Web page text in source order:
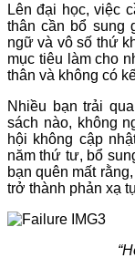
Lên đại học, việc
thân cần bổ sung
ngữ và vô số thứ
mục tiêu làm cho
thân và không có
Nhiều bạn trải
sách nào, không
hội không cập
năm thứ tư, bổ
bạn quên mất
trở thành phản xạ